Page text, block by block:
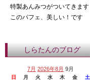
特製あんみつがついてきます
このパフェ、美しい！です
しらたんのブログ
7月 2026年8月 9月
日 月 火 水 木 金 土